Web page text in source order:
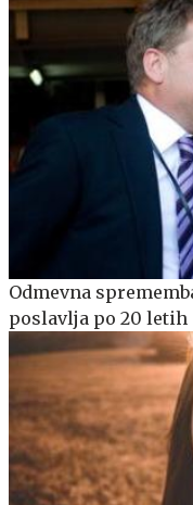
Odmevna
poslavlja po 20 letih